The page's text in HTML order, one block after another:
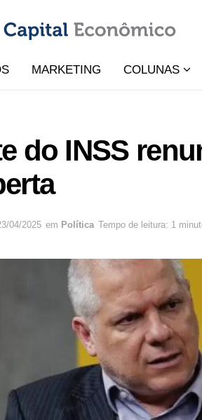
MARKETING COLUNAS
do INSS
04/2025 em Política Tempo de leitura: 1